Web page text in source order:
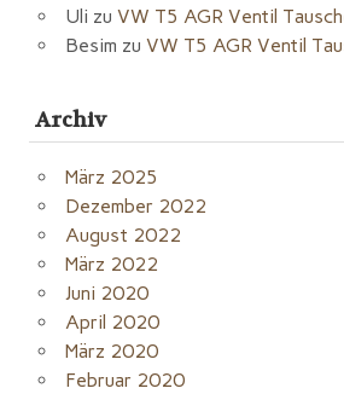
Uli zu VW T5 AGR Ventil
Besim zu VW T5 AGR Ventil
Archiv
März 2025
Dezember 2022
August 2022
März 2022
Juni 2020
April 2020
März 2020
Februar 2020